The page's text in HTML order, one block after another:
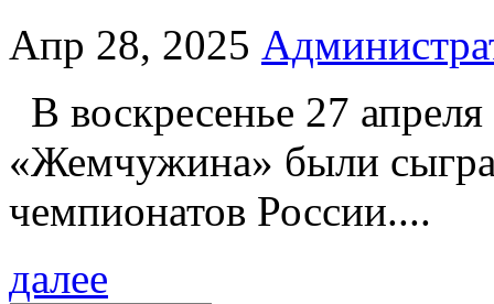
Апр 28, 2025
В воскресенье 27
«Жемчужина» были
чемпионатов России....
далее